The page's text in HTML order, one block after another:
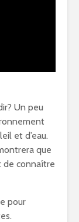
Un peu
et d’eau.
que
de connaître
pour